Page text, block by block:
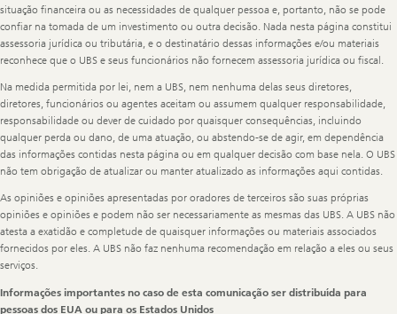
situação financeira ou as necessidades de qualquer pessoa e, portanto, não se pode
confiar na tomada de um investimento ou outra decisão. Nada nesta página constitui
assessoria jurídica ou tributária, e o destinatário dessas informações e/ou materiais
reconhece que o UBS e seus funcionários não fornecem assessoria jurídica ou fiscal.
Na medida permitida por lei, nem a UBS, nem nenhuma delas seus diretores,
diretores, funcionários ou agentes aceitam ou assumem qualquer responsabilidade,
responsabilidade ou dever de cuidado por quaisquer consequências, incluindo
qualquer perda ou dano, de uma atuação, ou abstendo-se de agir, em dependência
das informações contidas nesta página ou em qualquer decisão com base nela. O UBS
não tem obrigação de atualizar ou manter atualizado as informações aqui contidas.
As opiniões e opiniões apresentadas por oradores de terceiros são suas próprias
opiniões e opiniões e podem não ser necessariamente as mesmas das UBS. A UBS não
atesta a exatidão e completude de quaisquer informações ou materiais associados
fornecidos por eles. A UBS não faz nenhuma recomendação em relação a eles ou seus
serviços.
Informações importantes no caso de esta comunicação ser distribuída para
pessoas dos EUA ou para os Estados Unidos